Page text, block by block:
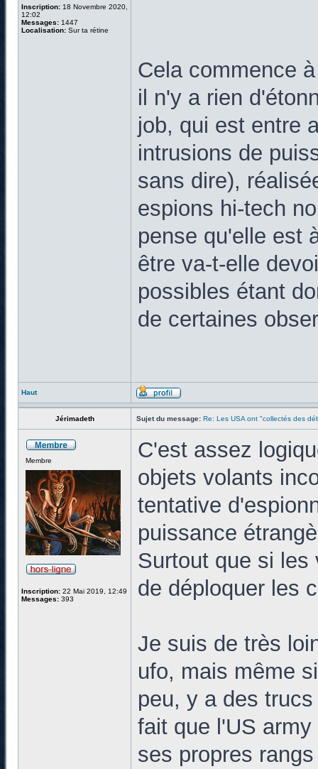
Inscription: 18 Novembre 2020,
12:02
Messages: 1447
Localisation: Sur ta rétine
Cela commence
il n'y a rien
job, qui est entre
intrusions de
sans dire),
espions hi-tech
pense qu'elle est
être va-t-elle
possibles étant
de certaines
Haut
Jérimadeth Sujet du message: Re: Les USA ont "collectés des
Membre
Inscription: 22 Mai 2019, 12:49
Messages: 393
C'est assez
objets volants
tentative
puissance
Surtout que si
de déploquer les
Je suis de très
ufo, mais même
peu, y a des
fait que l'US
ses propres